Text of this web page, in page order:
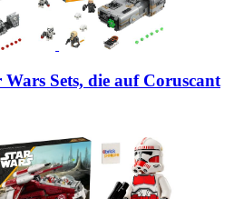
Sets, die auf Coruscant